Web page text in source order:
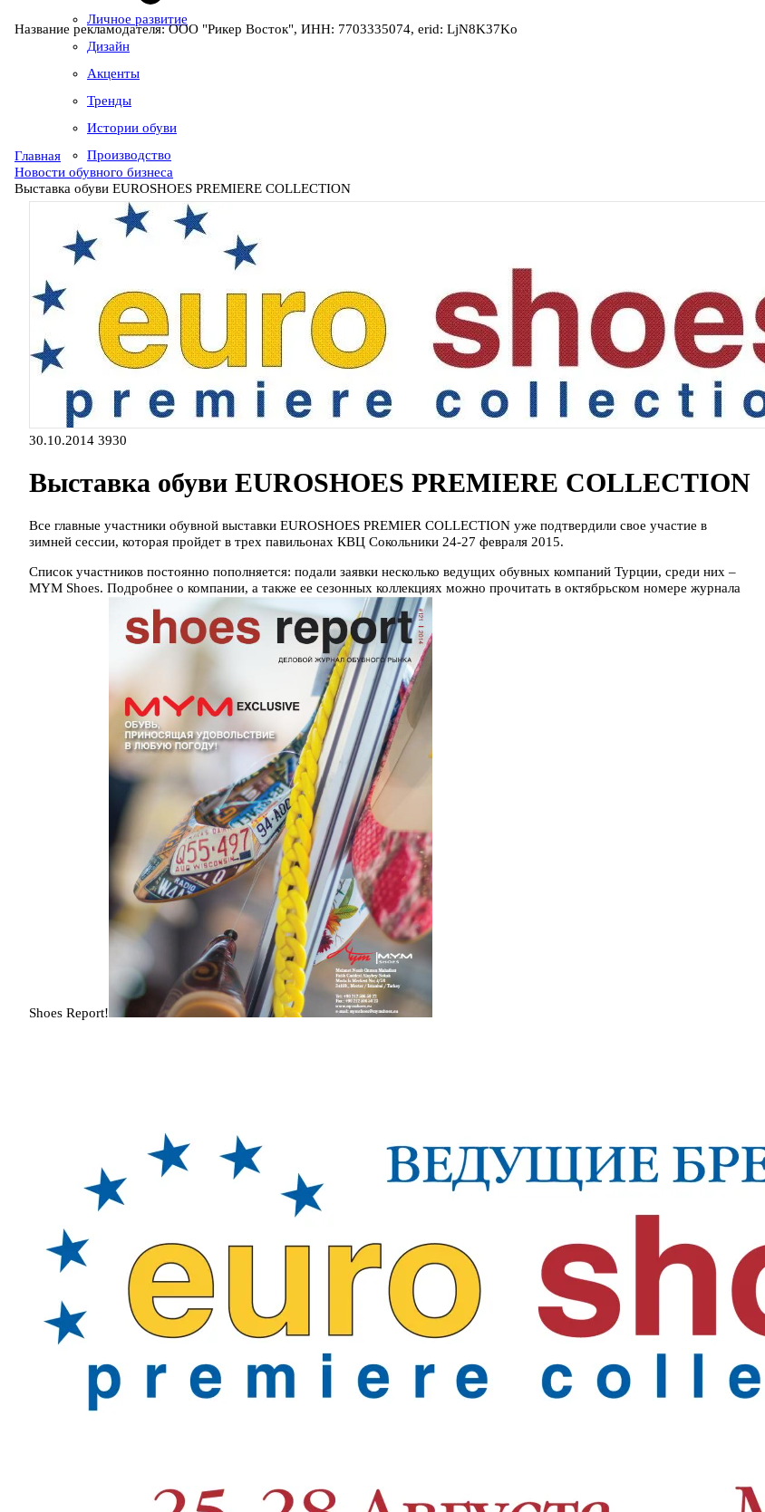
Личное развитие
Дизайн
Акценты
Тренды
Истории обуви
Производство
Название рекламодателя: ООО "Рикер Восток", ИНН: 7703335074, erid: LjN8K37Ko
Главная
Новости обувного бизнеса
Выставка обуви EUROSHOES PREMIERE COLLECTION
30.10.2014 3930
Выставка обуви EUROSHOES PREMIERE COLLECTION
Все главные участники обувной выставки EUROSHOES PREMIER COLLECTION уже подтвердили свое участие в
зимней сессии, которая пройдет в трех павильонах КВЦ Сокольники 24-27 февраля 2015.
Список участников постоянно пополняется: подали заявки несколько ведущих обувных компаний Турции, среди них –
MYM Shoes. Подробнее о компании, а также ее сезонных коллекциях можно прочитать в октябрьском номере журнала
Shoes Report!